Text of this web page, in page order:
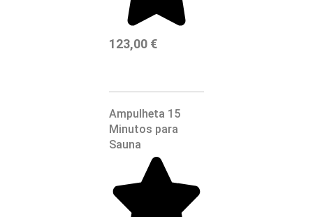
123,00 €
Ampulheta 15
Minutos para
Sauna